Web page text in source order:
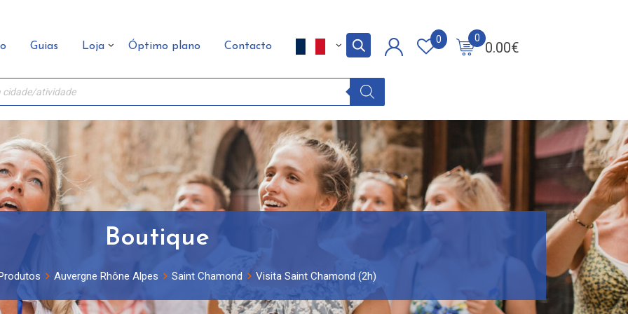
Guias Loja Óptimo plano Contacto 0.00€
0
0
Boutique
Auvergne Rhône Alpes Saint Chamond Visita Saint Chamond (2h)